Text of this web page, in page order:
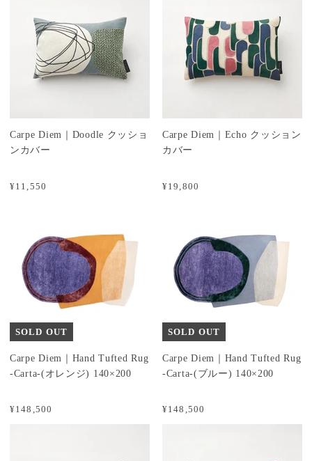
¥11,550
Carpe Diem｜Doodle クッショ
ンカバー
¥19,800
Carpe Diem｜Echo クッション
カバー
SOLD OUT
¥148,500
Carpe Diem｜Hand Tufted Rug
-Carta-(オレンジ) 140×200
SOLD OUT
¥148,500
Carpe Diem｜Hand Tufted Rug
-Carta-(ブルー) 140×200